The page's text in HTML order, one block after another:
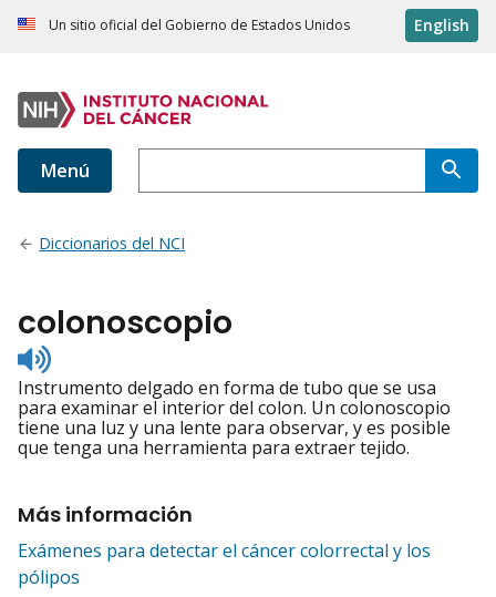
Un sitio oficial del Gobierno de Estados Unidos English
Menú
Diccionarios del NCI
colonoscopio
Listen
to
pronunciation
Instrumento delgado en forma de tubo que se usa
para examinar el interior del colon. Un colonoscopio
tiene una luz y una lente para observar, y es posible
que tenga una herramienta para extraer tejido.
Más información
Exámenes para detectar el cáncer colorrectal y los
pólipos